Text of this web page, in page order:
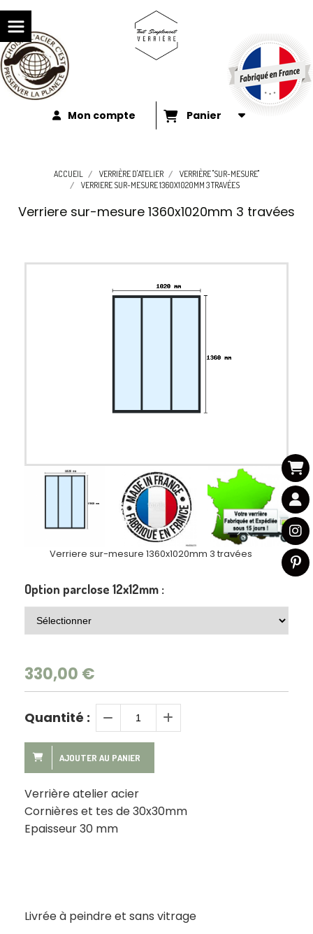
Mon compte Panier
ACCUEIL VERRIÈRE D'ATELIER
VERRIÈRE "SUR-MESURE"
VERRIERE SUR-MESURE 1360X1020MM 3 TRAVÉES
Verriere sur-mesure 1360x1020mm 3 travées
Verriere sur-mesure 1360x1020mm 3 travées
Option parclose 12x12mm :
330,00 €
Quantité :
AJOUTER AU PANIER
Verrière atelier acier
Cornières et tes de 30x30mm
Epaisseur 30 mm
Livrée à peindre et sans vitrage